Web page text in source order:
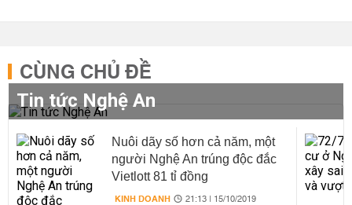
CÙNG CHỦ ĐỀ
Tin tức Nghệ An
Nuôi dãy số hơn cả năm, một
người Nghệ An trúng độc đắc
Vietlott 81 tỉ đồng
KINH DOANH 21:13 | 15/10/2019